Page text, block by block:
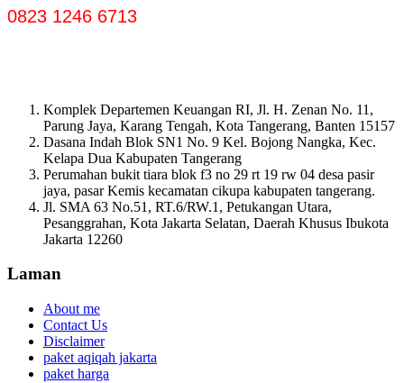
0823 1246 6713
Komplek Departemen Keuangan RI, Jl. H. Zenan No. 11,
Parung Jaya, Karang Tengah, Kota Tangerang, Banten 15157
Dasana Indah Blok SN1 No. 9 Kel. Bojong Nangka, Kec.
Kelapa Dua Kabupaten Tangerang
Perumahan bukit tiara blok f3 no 29 rt 19 rw 04 desa pasir
jaya, pasar Kemis kecamatan cikupa kabupaten tangerang.
Jl. SMA 63 No.51, RT.6/RW.1, Petukangan Utara,
Pesanggrahan, Kota Jakarta Selatan, Daerah Khusus Ibukota
Jakarta 12260
Laman
About me
Contact Us
Disclaimer
paket aqiqah jakarta
paket harga